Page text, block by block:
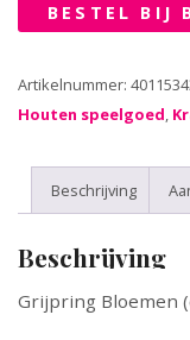
BESTEL BIJ
Artikelnummer:
Houten speelgoed,
Beschrijving
Beschrijving
Grijpring Bloemen